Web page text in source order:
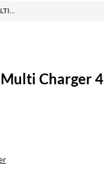
LUXORPARTS UNIVERSAL MULTI CHARGER 4 MULTILADER
Charger 4